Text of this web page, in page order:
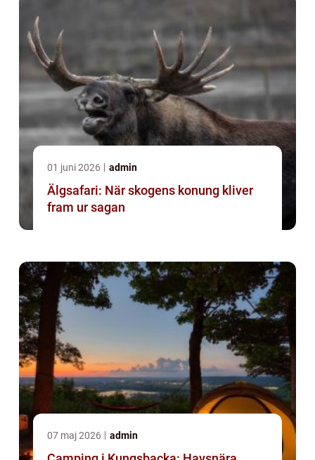
01 juni 2026 admin
Älgsafari: När skogens konung kliver
fram ur sagan
07 maj 2026 admin